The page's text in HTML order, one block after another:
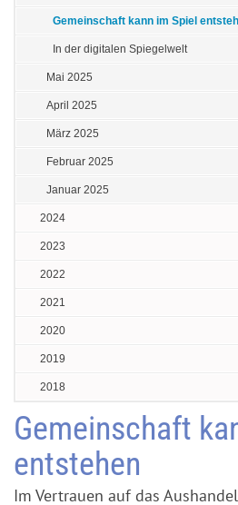
Gemeinschaft kann im Spiel
In der digitalen Spiegelwelt
Mai 2025
April 2025
März 2025
Februar 2025
Januar 2025
2024
2023
2022
2021
2020
2019
2018
Gemeinschaft
entstehen
Im Vertrauen auf das